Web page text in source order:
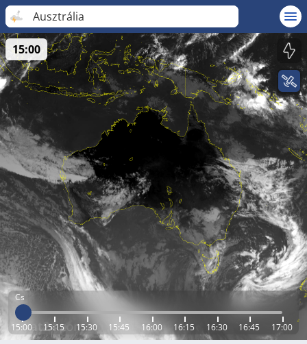
Ausztrália
Cs
15:00 15:15 15:30 15:45 16:00 16:15 16:30 16:45 17:00
15:00